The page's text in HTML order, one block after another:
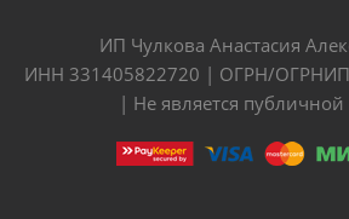
ИП Чулкова Анастасия
ИНН 331405822720 | ОГРН/ОГРНИП
| Не является